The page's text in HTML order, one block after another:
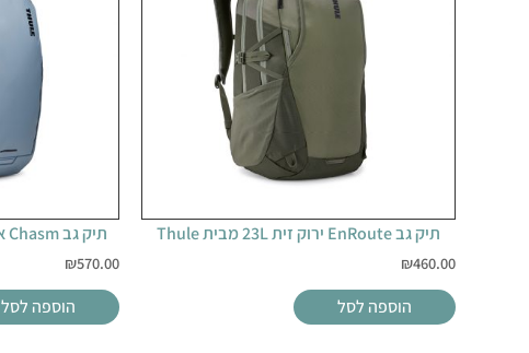
תיק גב EnRoute ירוק זית 23L מבית Thule
₪460.00
הוספה לסל
תיק גב Chasm אפור תכלת 26L מבית Thule
₪570.00
הוספה לסל